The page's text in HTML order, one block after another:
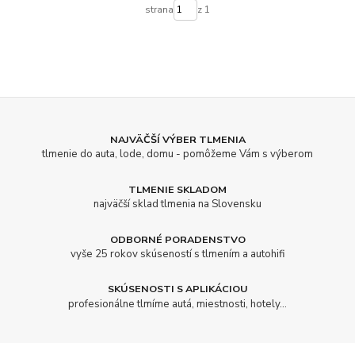
strana z 1
NAJVÄČŠÍ VÝBER TLMENIA
tlmenie do auta, lode, domu - pomôžeme Vám s výberom
TLMENIE SKLADOM
najväčší sklad tlmenia na Slovensku
ODBORNÉ PORADENSTVO
vyše 25 rokov skúseností s tlmením a autohifi
SKÚSENOSTI S APLIKÁCIOU
profesionálne tlmíme autá, miestnosti, hotely...